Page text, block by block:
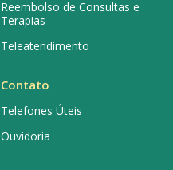
Reembolso de Consultas e
Terapias
Teleatendimento
Contato
Telefones Úteis
Ouvidoria